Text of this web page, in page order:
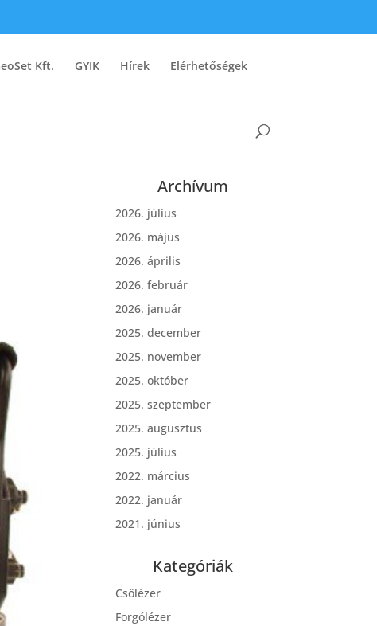
Kft. GYIK Hírek Elérhetőségek
Archívum
2026. július
2026. május
2026. április
2026. február
2026. január
2025. december
2025. november
2025. október
2025. szeptember
2025. augusztus
2025. július
2022. március
2022. január
2021. június
Kategóriák
Csőlézer
Forgólézer